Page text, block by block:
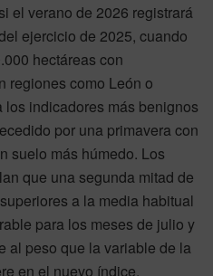
el verano de 2026 registrará
ejercicio de 2025, cuando
hectáreas con
regiones como León o
indicadores más benignos
por una primavera con
suelo más húmedo. Los
que una segunda mitad de
a la media habitual
para los meses de julio y
al peso que la variable de la
en el nuevo índice.